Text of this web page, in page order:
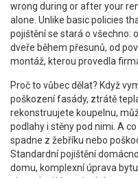
wrong during or after your
alone. Unlike basic policies
pojištění se stará o všechno:
dveře během přesunů, od
montáž, kterou provedla
Proč to vůbec dělat? Když
poškození fasády, ztrátě
rekonstruujete koupelnu,
podlahy i stěny pod nimi. A
spadne z žebříku nebo
Standardní pojištění
domu, komplexní úprava